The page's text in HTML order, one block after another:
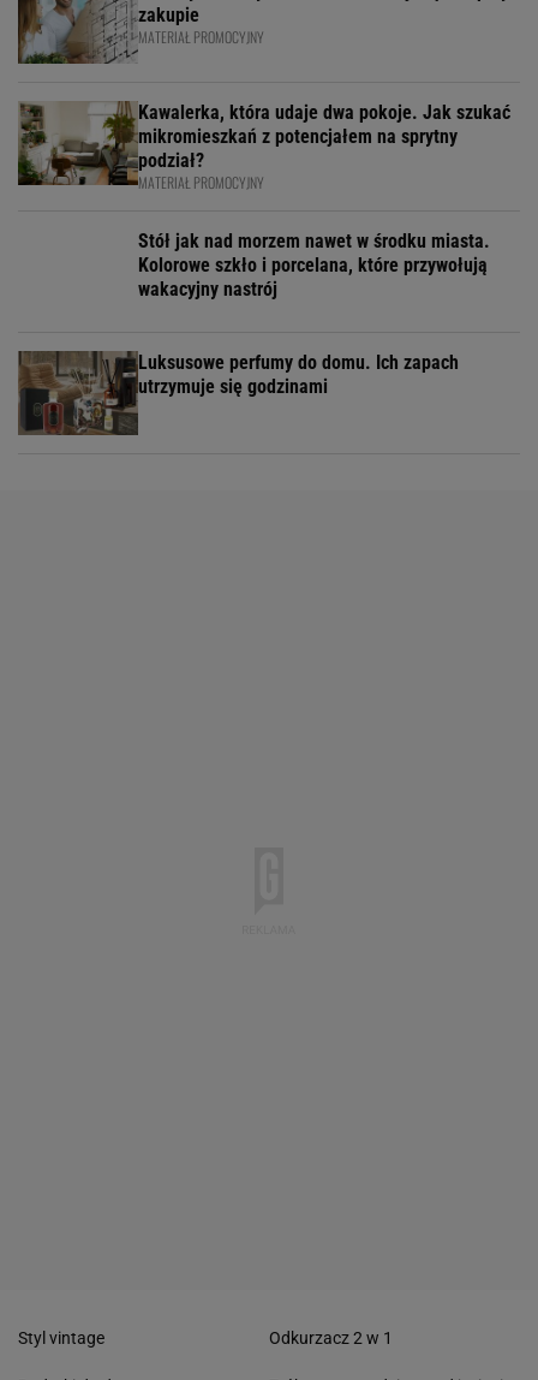
zakupie
MATERIAŁ PROMOCYJNY
Kawalerka, która udaje dwa pokoje. Jak szukać
mikromieszkań z potencjałem na sprytny
podział?
MATERIAŁ PROMOCYJNY
Stół jak nad morzem nawet w środku miasta.
Kolorowe szkło i porcelana, które przywołują
wakacyjny nastrój
Luksusowe perfumy do domu. Ich zapach
utrzymuje się godzinami
Styl vintage Odkurzacz 2 w 1